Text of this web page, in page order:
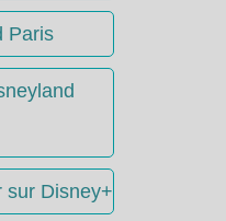
Paris
sur Disney+